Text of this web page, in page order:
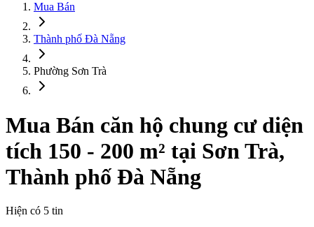
Mua Bán
Thành phố Đà Nẵng
Phường Sơn Trà
Mua Bán căn hộ chung cư diện
tích 150 - 200 m² tại Sơn Trà,
Thành phố Đà Nẵng
Hiện có 5 tin